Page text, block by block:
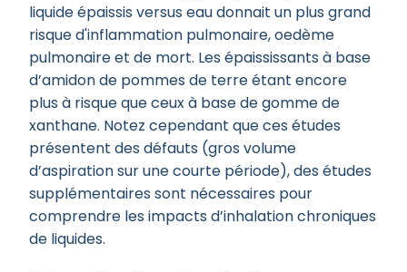
liquide épaissis versus eau donnait un plus grand
risque d'inflammation pulmonaire, oedème
pulmonaire et de mort. Les épaississants à base
d’amidon de pommes de terre étant encore
plus à risque que ceux à base de gomme de
xanthane. Notez cependant que ces études
présentent des défauts (gros volume
d’aspiration sur une courte période), des études
supplémentaires sont nécessaires pour
comprendre les impacts d’inhalation chroniques
de liquides.